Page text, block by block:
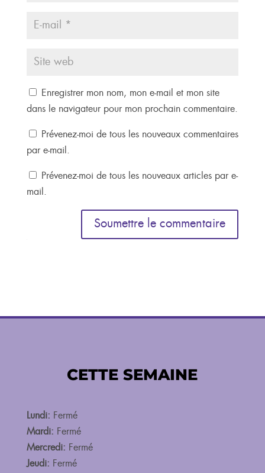
Enregistrer mon nom, mon e-mail et mon site
dans le navigateur pour mon prochain commentaire.
Prévenez-moi de tous les nouveaux commentaires
par e-mail.
Prévenez-moi de tous les nouveaux articles par e-
mail.
Soumettre le commentaire
CETTE SEMAINE
Lundi: Fermé
Mardi: Fermé
Mercredi: Fermé
Jeudi: Fermé